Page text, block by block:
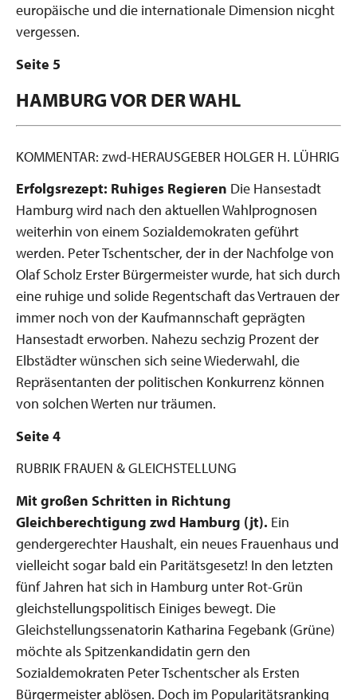
europäische und die internationale Dimension nicght
vergessen.
Seite 5
HAMBURG VOR DER WAHL
KOMMENTAR: zwd-HERAUSGEBER HOLGER H. LÜHRIG
Erfolgsrezept: Ruhiges Regieren Die Hansestadt
Hamburg wird nach den aktuellen Wahlprognosen
weiterhin von einem Sozialdemokraten geführt
werden. Peter Tschentscher, der in der Nachfolge von
Olaf Scholz Erster Bürgermeister wurde, hat sich durch
eine ruhige und solide Regentschaft das Vertrauen der
immer noch von der Kaufmannschaft geprägten
Hansestadt erworben. Nahezu sechzig Prozent der
Elbstädter wünschen sich seine Wiederwahl, die
Repräsentanten der politischen Konkurrenz können
von solchen Werten nur träumen.
Seite 4
RUBRIK FRAUEN & GLEICHSTELLUNG
Mit großen Schritten in Richtung
Gleichberechtigung zwd Hamburg (jt). Ein
gendergerechter Haushalt, ein neues Frauenhaus und
vielleicht sogar bald ein Paritätsgesetz! In den letzten
fünf Jahren hat sich in Hamburg unter Rot-Grün
gleichstellungspolitisch Einiges bewegt. Die
Gleichstellungssenatorin Katharina Fegebank (Grüne)
möchte als Spitzenkandidatin gern den
Sozialdemokraten Peter Tschentscher als Ersten
Bürgermeister ablösen. Doch im Popularitätsranking